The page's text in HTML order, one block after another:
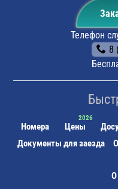
Телефон
8
Номера Цены
Документы для заезда
О